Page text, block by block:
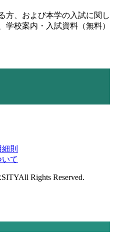
方、および本学の入試に関し
学校案内・入試資料（無料）
則
て
Rights Reserved.